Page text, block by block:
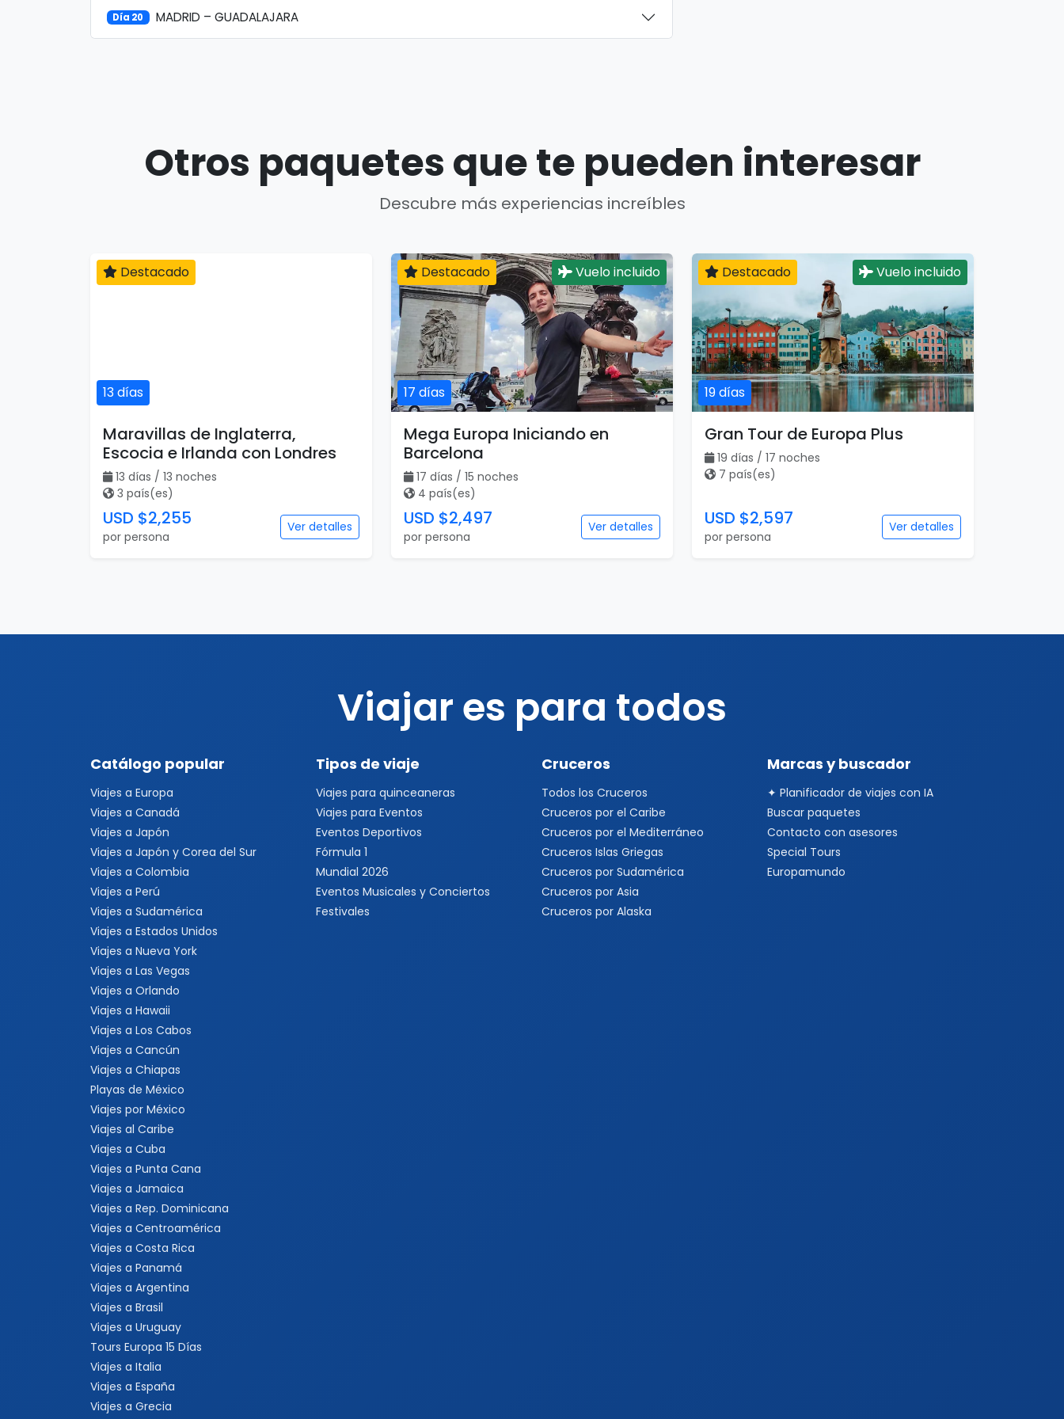
Día 20 MADRID – GUADALAJARA
Otros paquetes que te pueden interesar
Descubre más experiencias increíbles
13 días
Destacado
Maravillas de Inglaterra,
Escocia e Irlanda con Londres
13 días / 13 noches
3 país(es)
USD $2,255
por persona
Ver detalles
17 días
Destacado Vuelo incluido
Mega Europa Iniciando en
Barcelona
17 días / 15 noches
4 país(es)
USD $2,497
por persona
Ver detalles
19 días
Destacado Vuelo incluido
Gran Tour de Europa Plus
19 días / 17 noches
7 país(es)
USD $2,597
por persona
Ver detalles
Viajar es para todos
Catálogo popular
Viajes a Europa
Viajes a Canadá
Viajes a Japón
Viajes a Japón y Corea del Sur
Viajes a Colombia
Viajes a Perú
Viajes a Sudamérica
Viajes a Estados Unidos
Viajes a Nueva York
Viajes a Las Vegas
Viajes a Orlando
Viajes a Hawaii
Viajes a Los Cabos
Viajes a Cancún
Viajes a Chiapas
Playas de México
Viajes por México
Viajes al Caribe
Viajes a Cuba
Viajes a Punta Cana
Viajes a Jamaica
Viajes a Rep. Dominicana
Viajes a Centroamérica
Viajes a Costa Rica
Viajes a Panamá
Viajes a Argentina
Viajes a Brasil
Viajes a Uruguay
Tours Europa 15 Días
Viajes a Italia
Viajes a España
Viajes a Grecia
Tipos de viaje
Viajes para quinceaneras
Viajes para Eventos
Eventos Deportivos
Fórmula 1
Mundial 2026
Eventos Musicales y Conciertos
Festivales
Cruceros
Todos los Cruceros
Cruceros por el Caribe
Cruceros por el Mediterráneo
Cruceros Islas Griegas
Cruceros por Sudamérica
Cruceros por Asia
Cruceros por Alaska
Marcas y buscador
✦ Planificador de viajes con IA
Buscar paquetes
Contacto con asesores
Special Tours
Europamundo